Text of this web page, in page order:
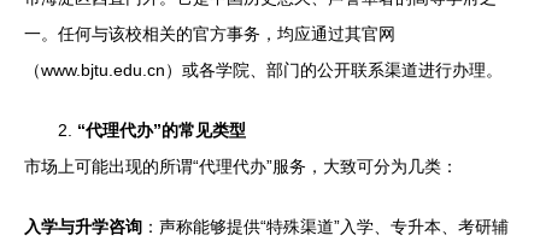
一。任何与该校相关的官方事务，均应通过其官网
（www.bjtu.edu.cn）或各学院、部门的公开联系渠道进行办理。
2. “代理代办”的常见类型
市场上可能出现的所谓“代理代办”服务，大致可分为几类：
入学与升学咨询 ：声称能够提供“特殊渠道”入学、专升本、考研辅